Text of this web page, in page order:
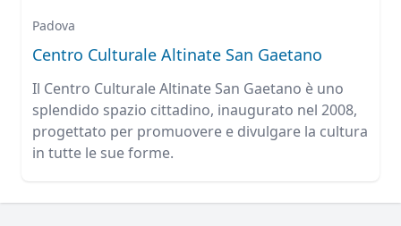
Padova
Centro Culturale Altinate San Gaetano
Il Centro Culturale Altinate San Gaetano è uno
splendido spazio cittadino, inaugurato nel 2008,
progettato per promuovere e divulgare la cultura
in tutte le sue forme.